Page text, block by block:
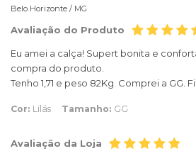
Belo Horizonte / MG
Avaliação do Produto
Eu amei a calça! Supert bonita e
compra do produto.
Tenho 1,71 e peso 82Kg. Comprei a GG.
Cor: Lilás Tamanho: GG
Avaliação da Loja